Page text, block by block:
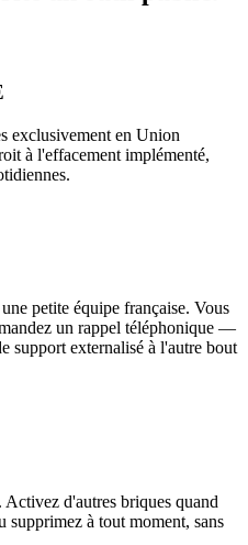
exclusivement en Union
à l'effacement implémenté,
petite équipe française. Vous
un rappel téléphonique —
support externalisé à l'autre bout
d'autres briques quand
supprimez à tout moment, sans